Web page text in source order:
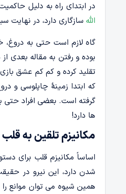
در ابتدای راه به دلیل
اللهسازگاری دارد، در نهایت
گاه لازم است حتی به دروغ،
بوده و رفتن به مقاله بعدی
تقلید کرده و کم کم عشق
که ابتدا زمینۀ چاپلوسی و
گرفته است. بعضی افراد
ها دارد!
مکانیزم تلقین به قلب
اساساً مکانیزم قلب برای
شدن دارد، این نیرو در
همین شیوه می توان موانع را